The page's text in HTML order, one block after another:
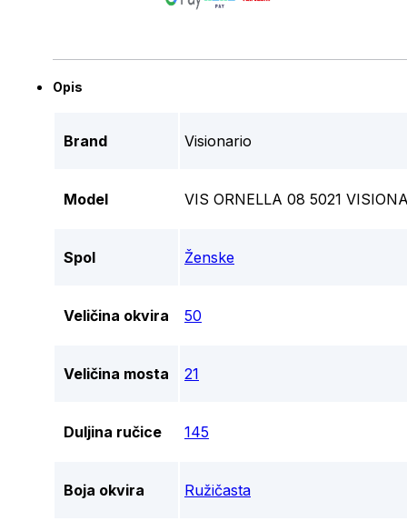
Opis
Brand Visionario
Model VIS ORNELLA 08 5021
Spol Ženske
Veličina okvira 50
Veličina mosta 21
Duljina ručice 145
Boja okvira Ružičasta